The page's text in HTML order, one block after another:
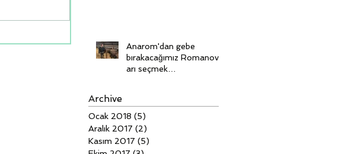
Anarom'dan gebe
bırakacağımız Romanov'l
arı seçmek
Archive
Ocak 2018 (5)
Aralık 2017 (2)
Kasım 2017 (5)